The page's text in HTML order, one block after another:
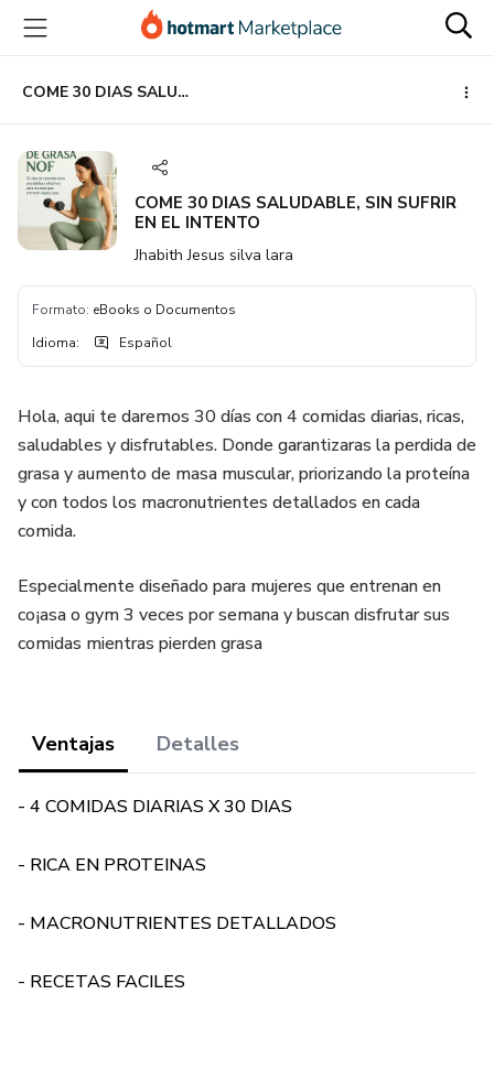
principal
página
de
página
COME 30 DIAS SALUDABLE, SIN SUFRIR EN EL INTENTO
COME 30 DIAS SALUDABLE, SIN SUFRIR
EN EL INTENTO
Jhabith Jesus silva lara
Formato: eBooks o Documentos
Idioma: Español
Hola, aqui te daremos 30 días con 4 comidas diarias, ricas,
saludables y disfrutables. Donde garantizaras la perdida de
grasa y aumento de masa muscular, priorizando la proteína
y con todos los macronutrientes detallados en cada
comida.
Especialmente diseñado para mujeres que entrenan en
co¡asa o gym 3 veces por semana y buscan disfrutar sus
comidas mientras pierden grasa
Ventajas Detalles
- 4 COMIDAS DIARIAS X 30 DIAS
- RICA EN PROTEINAS
- MACRONUTRIENTES DETALLADOS
- RECETAS FACILES